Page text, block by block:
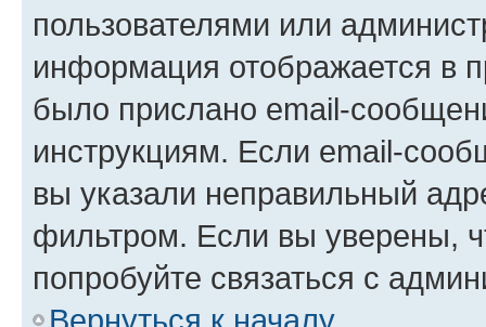
пользователями или
информация отображается в
было прислано email-
инструкциям. Если email-
вы указали неправильный
фильтром. Если вы уверены,
попробуйте связаться с
Вернуться к началу